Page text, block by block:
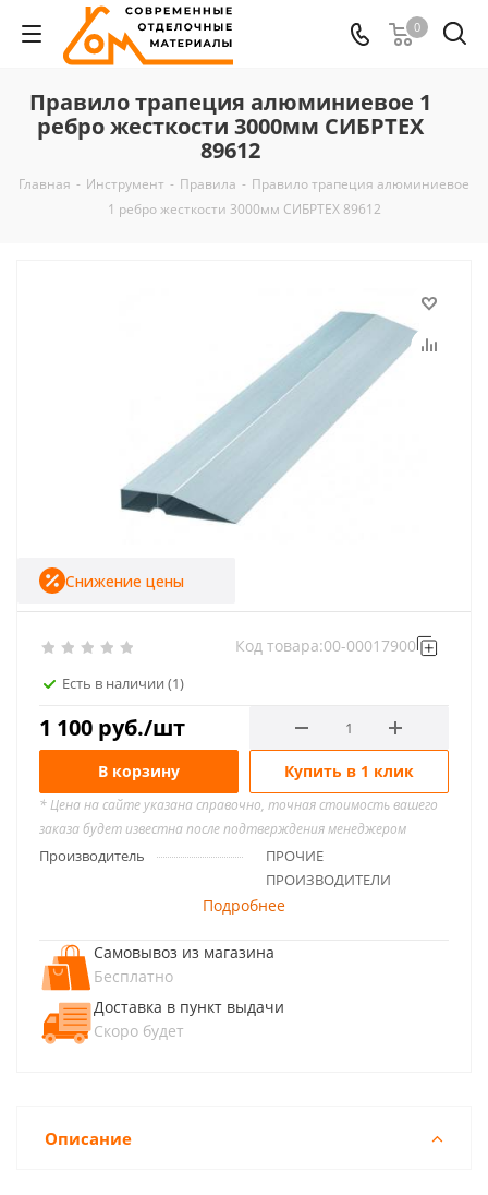
0
Правило трапеция алюминиевое 1
ребро жесткости 3000мм СИБРТЕХ
89612
Главная - Инструмент - Правила - Правило трапеция алюминиевое
1 ребро жесткости 3000мм СИБРТЕХ 89612
Есть в наличии (1)
Код товара:00-00017900
1 100 руб./шт
Снижение цены
В корзину Купить в 1 клик
* Цена на сайте указана справочно, точная стоимость вашего
заказа будет известна после подтверждения менеджером
Производитель
ПРОЧИЕ
ПРОИЗВОДИТЕЛИ
Подробнее
Самовывоз из магазина
Бесплатно
Доставка в пункт выдачи
Скоро будет
Описание